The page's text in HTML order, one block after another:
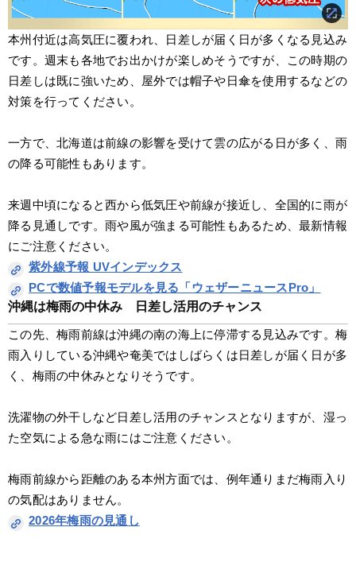
本州付近は高気圧に覆われ、日差しが届く日が多くなる見込み
です。週末も各地でお出かけが楽しめそうですが、この時期の
日差しは既に強いため、屋外では帽子や日傘を使用するなどの
対策を行ってください。
一方で、北海道は前線の影響を受けて雲の広がる日が多く、雨
の降る可能性もあります。
来週中頃になると西から低気圧や前線が接近し、全国的に雨が
降る見通しです。雨や風が強まる可能性もあるため、最新情報
にご注意ください。
紫外線予報 UVインデックス
PCで数値予報モデルを見る「ウェザーニュースPro」
沖縄は梅雨の中休み　日差し活用のチャンス
この先、梅雨前線は沖縄の南の海上に停滞する見込みです。梅
雨入りしている沖縄や奄美ではしばらくは日差しが届く日が多
く、梅雨の中休みとなりそうです。
洗濯物の外干しなど日差し活用のチャンスとなりますが、湿っ
た空気による急な雨にはご注意ください。
梅雨前線から距離のある本州方面では、例年通りまだ梅雨入り
の気配はありません。
2026年梅雨の見通し